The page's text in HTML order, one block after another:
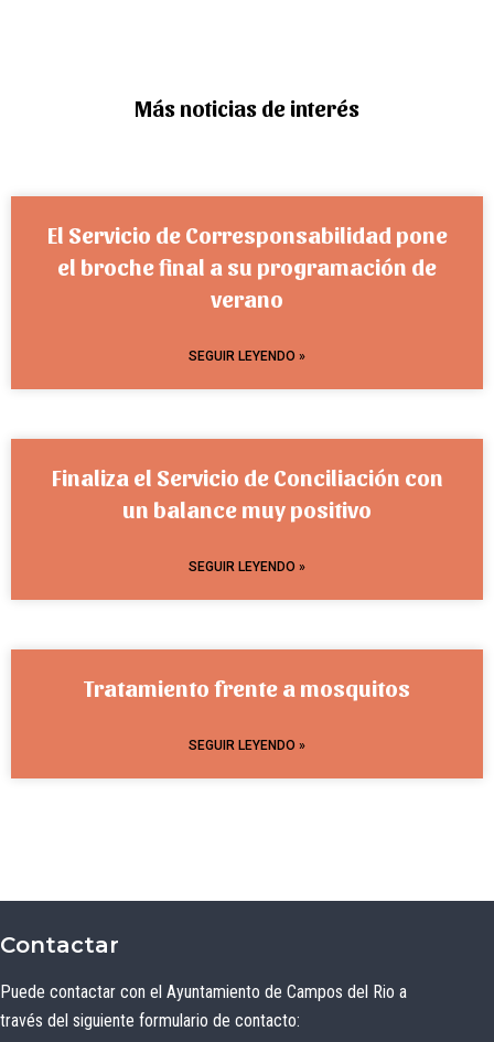
Más noticias de interés
El Servicio de Corresponsabilidad pone
el broche final a su programación de
verano
SEGUIR LEYENDO »
Finaliza el Servicio de Conciliación con
un balance muy positivo
SEGUIR LEYENDO »
Tratamiento frente a mosquitos
SEGUIR LEYENDO »
Contactar
Puede contactar con el Ayuntamiento de Campos del Rio a
través del siguiente formulario de contacto: